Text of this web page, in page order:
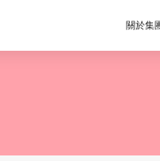
關於集